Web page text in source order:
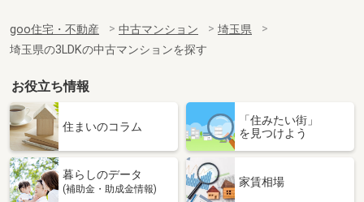
専有面積 64.89m²
間取り
3LDK
埼玉県越谷市赤山町４丁目
価 格
2,599万円
埼玉県越谷市赤山町４丁目
専有面積 71.54m²
間取り
goo住宅・不動産 中古マンション
埼玉県
埼玉県の3LDKの中古マンションを探す
お役立ち情報
住まいのコラム
「住みたい街」
を見つけよう
暮らしのデータ
(補助金・助成金情報)
家賃相場